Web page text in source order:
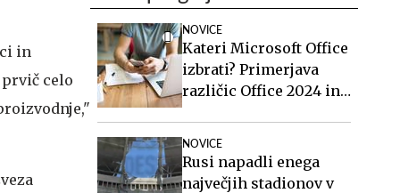
in
celo
NOVICE
Kateri Microsoft Office
izbrati? Primerjava
različic Office 2024 in
NOVICE
Rusi napadli enega
največjih stadionov v